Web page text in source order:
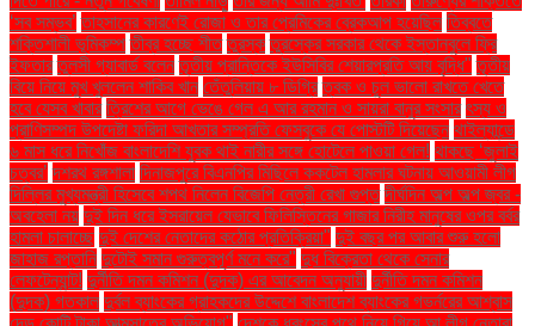
‘সব সম্ভব’ তাহসানের কারণেই রোজা ও তার প্রেমিকের ব্রেকআপ হয়েছিল তিব্বতে
শক্তিশালী ভূমিকম্প তীব্র হচ্ছে শীত তুরস্ক তুরস্কের সরকার থেকে ইস্তানবুলে ফ্রি
ইফতার তুলসী গ্যাবার্ড বলেন তৃতীয় প্রান্তিকে ইউসিবির শেয়ারপ্রতি আয় বৃদ্ধি" তৃতীয়
বিয়ে নিয়ে মুখ খুললেন শাকিব খান তেঁতুলিয়ায় ৮ ডিগ্রি ত্বক ও চুল ভালো রাখতে খেতে
হবে যেসব খাবার ত্রিশের আগে ভেঙে গেল এ আর রহমান ও সায়রা বানুর সংসার ৎস্য ও
প্রাণিসম্পদ উপদেষ্টা ফরিদা আখতার সম্প্রতি ফেসবুকে যে পোস্টটি দিয়েছেন থাইল্যান্ডে
৬ মাস ধরে নিখোঁজ বাংলাদেশি যুবক থাই নারীর সঙ্গে হোটেলে পাওয়া গেল! থাকছে ‘জুলাই
চত্বর’ দশরথ রঙ্গশালা দিনাজপুরে বিএনপির মিছিলে ককটেল হামলার ঘটনায় আওয়ামী লীগ
দিল্লির মুখ্যমন্ত্রী হিসেবে শপথ নিলেন বিজেপি নেত্রী রেখা গুপ্ত দীর্ঘদিন অল্প অল্প জ্বর -
অবহেলা নয় দুই দিন ধরে ইসরায়েল যেভাবে ফিলিস্তিনের গাজার নিরীহ মানুষের ওপর বর্বর
হামলা চালাচ্ছে দুই দেশের নেতাদের কঠোর প্রতিক্রিয়া" দুই বছর পর আবার শুরু হলো
জাহাজ রপ্তানি দুটোই সমান গুরুত্বপূর্ণ মনে করে" দুধ বিক্রেতা থেকে সেনার
লেফটেন্যান্ট! দুর্নীতি দমন কমিশন (দুদক) এর আবেদন অনুযায়ী দুর্নীতি দমন কমিশন
(দুদক) গতকাল দুর্বল ব্যাংকের গ্রাহকদের উদ্দেশে বাংলাদেশ ব্যাংকের গভর্নরের আশ্বাস